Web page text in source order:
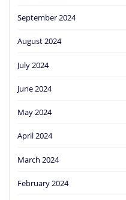
September 2024
August 2024
July 2024
June 2024
May 2024
April 2024
March 2024
February 2024